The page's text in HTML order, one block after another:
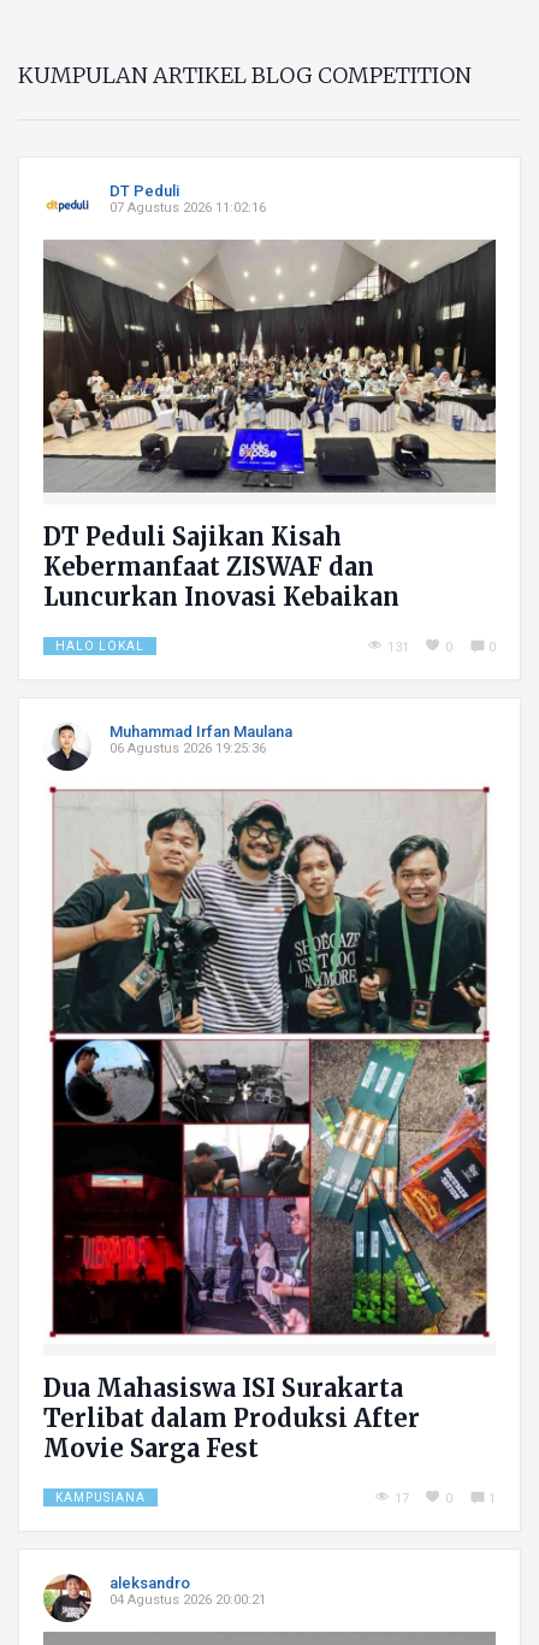
KUMPULAN ARTIKEL BLOG COMPETITION
DT Peduli
07 Agustus 2026 11:02:16
DT Peduli Sajikan Kisah
Kebermanfaat ZISWAF dan
Luncurkan Inovasi Kebaikan
HALO LOKAL 131 0 0
Muhammad Irfan Maulana
06 Agustus 2026 19:25:36
Dua Mahasiswa ISI Surakarta
Terlibat dalam Produksi After
Movie Sarga Fest
KAMPUSIANA 17 0 1
aleksandro
04 Agustus 2026 20:00:21